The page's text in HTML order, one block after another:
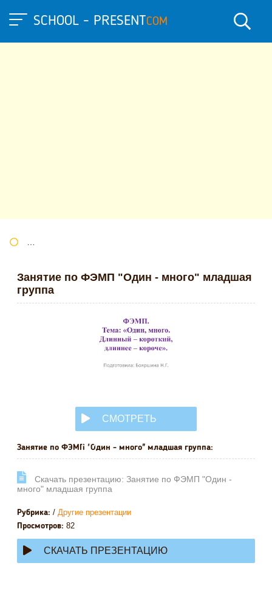
SCHOOL - PRESENTCOM
Занятие по ФЭМП "Один - много" младшая
группа
СМОТРЕТЬ
ОНЛАЙН
Занятие по ФЭМП "Один - много" младшая группа:
Cкачать презентацию: Занятие по ФЭМП "Один -
много" младшая группа
Рубрика: / Другие презентации
Просмотров: 82
СКАЧАТЬ ПРЕЗЕНТАЦИЮ